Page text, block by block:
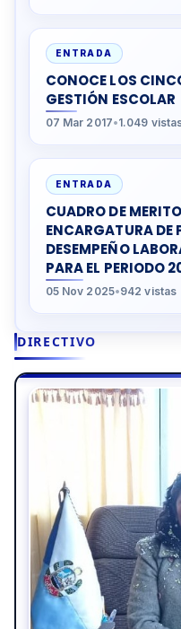
DIRECTIVO
ENTRADA
CONOCE LOS
GESTIÓN ESCOLAR
07 Mar 2017•1.049
ENTRADA
CUADRO DE
ENCARGATURA DE
DESEMPEÑO
PARA EL PERIODO
05 Nov 2025•942 vistas